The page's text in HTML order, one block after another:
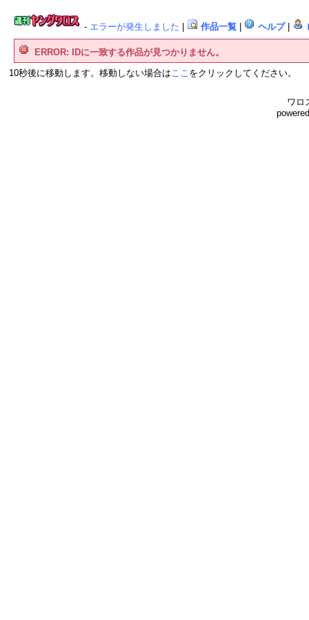
- エラーが発生しました 作品一覧 ヘルプ|
ERROR: IDに一致する作品が見つかりません。
10秒後に移動します。移動しない場合は ここ をクリックしてください。
ワロ